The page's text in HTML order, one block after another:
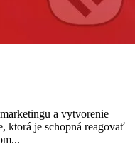
a vytvorenie
ktorá je schopná reagovať